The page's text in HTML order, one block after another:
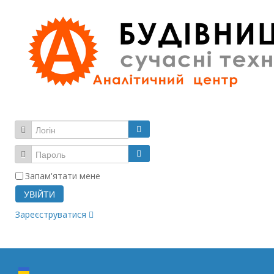
Запам'ятати мене
УВІЙТИ
Зареєструватися